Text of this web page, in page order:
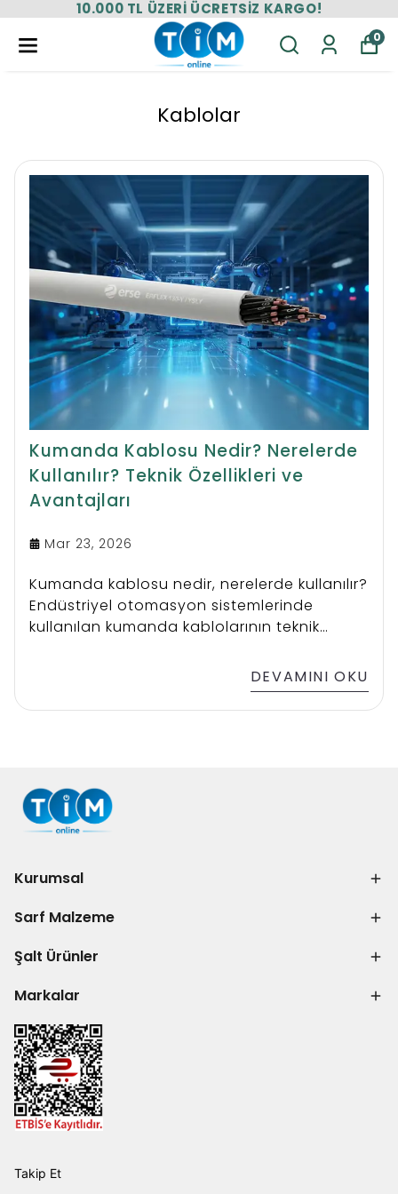
10.000 TL ÜZERİ ÜCRETSİZ KARGO!
0
Kablolar
Kumanda Kablosu Nedir? Nerelerde
Kullanılır? Teknik Özellikleri ve
Avantajları
Mar 23, 2026
Kumanda kablosu nedir, nerelerde kullanılır?
Endüstriyel otomasyon sistemlerinde
kullanılan kumanda kablolarının teknik
DEVAMINI OKU
Kurumsal
Sarf Malzeme
Şalt Ürünler
Markalar
Takip Et